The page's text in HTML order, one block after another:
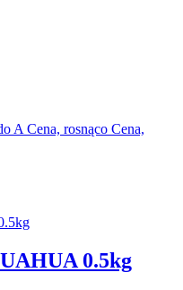
ACena, rosnąco Cena,
0.5kg